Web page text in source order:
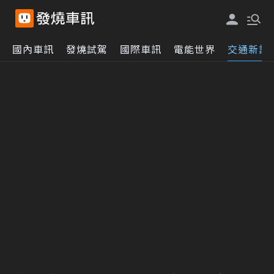
國內車訊 發燒試駕 國際車訊 電能世界 交通新訊